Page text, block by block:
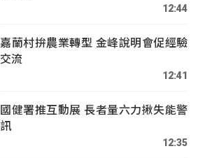
12:44
嘉蘭村拚農業轉型 金峰說明會促經驗
交流
12:41
國健署推互動展 長者量六力揪失能警
訊
12:35